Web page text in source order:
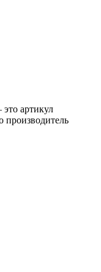
артикул
производитель